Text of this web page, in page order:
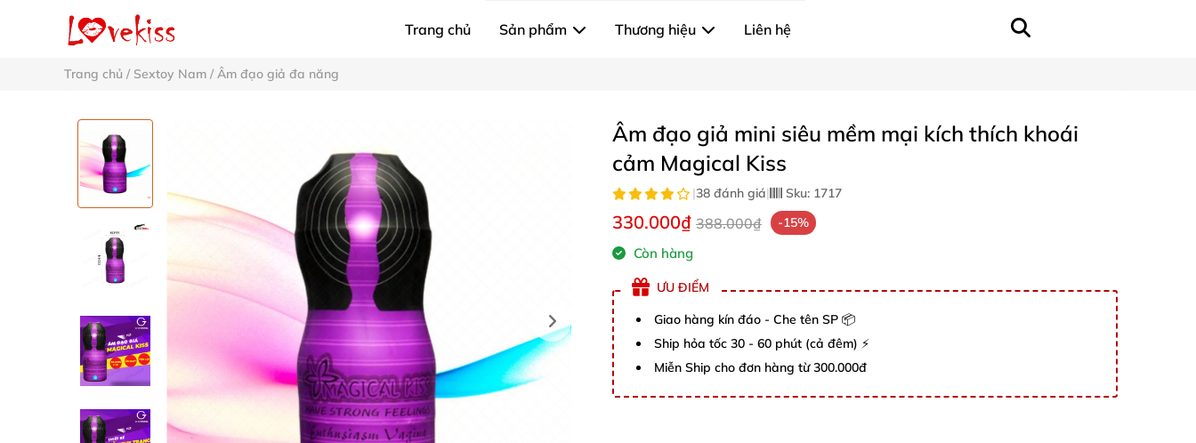
Trang chủ Sản phẩm Thương hiệu Liên hệ
Trang chủ / Sextoy Nam / Âm đạo giả đa năng
Âm đạo giả mini siêu mềm mại kích thích khoái
cảm Magical Kiss
|38 đánh giá| Sku: 1717
330.000₫ 388.000₫ -15%
Còn hàng
ƯU ĐIỂM
Giao hàng kín đáo - Che tên SP 📦
Ship hỏa tốc 30 - 60 phút (cả đêm) ⚡
Miễn Ship cho đơn hàng từ 300.000đ